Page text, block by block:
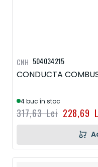
504034215
CONDUCTA
4 buc în stoc
228,69
317,63 Lei
CNH